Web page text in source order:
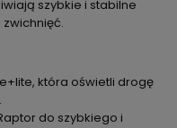
szybkie i stabilne
która oświetli drogę
do szybkiego i